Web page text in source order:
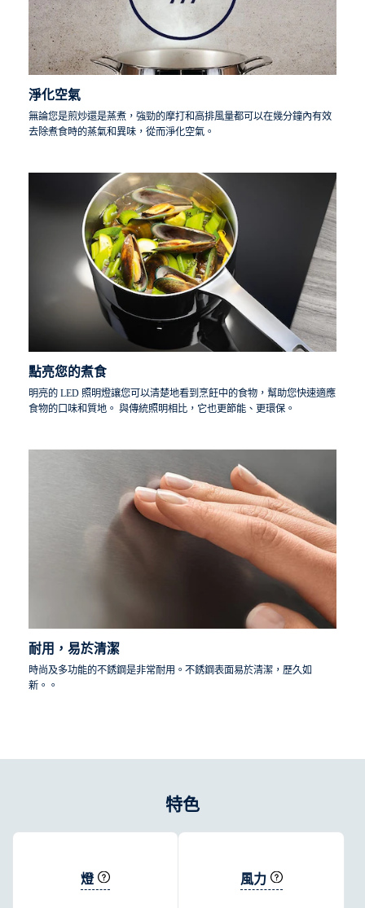
淨化空氣
無論您是煎炒還是蒸煮，強勁的摩打和高排風量都可以在幾分鐘內有效
去除煮食時的蒸氣和異味，從而淨化空氣。
點亮您的煮食
明亮的 LED 照明燈讓您可以清楚地看到烹飪中的食物，幫助您快速適應
食物的口味和質地。 與傳統照明相比，它也更節能、更環保。
耐用，易於清潔
時尚及多功能的不銹鋼是非常耐用。不銹鋼表面易於清潔，歷久如
新。。
特色
燈 風力